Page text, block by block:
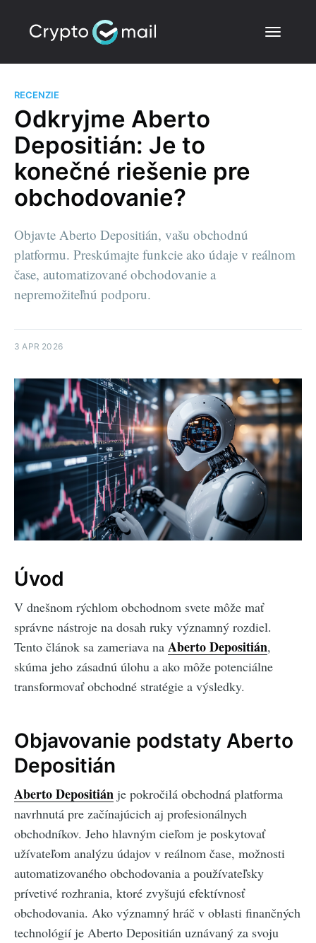
RECENZIE
Odkryjme Aberto
Depositián: Je to
konečné riešenie pre
obchodovanie?
Objavte Aberto Depositián, vašu obchodnú
platformu. Preskúmajte funkcie ako údaje v reálnom
čase, automatizované obchodovanie a
nepremožiteľnú podporu.
3 APR 2026
Úvod
V dnešnom rýchlom obchodnom svete môže mať
správne nástroje na dosah ruky významný rozdiel.
Tento článok sa zameriava na Aberto Depositián,
skúma jeho zásadnú úlohu a ako môže potenciálne
transformovať obchodné stratégie a výsledky.
Objavovanie podstaty Aberto
Depositián
Aberto Depositián je pokročilá obchodná platforma
navrhnutá pre začínajúcich aj profesionálnych
obchodníkov. Jeho hlavným cieľom je poskytovať
užívateľom analýzu údajov v reálnom čase, možnosti
automatizovaného obchodovania a používateľsky
prívetivé rozhrania, ktoré zvyšujú efektívnosť
obchodovania. Ako významný hráč v oblasti finančných
technológií je Aberto Depositián uznávaný za svoju